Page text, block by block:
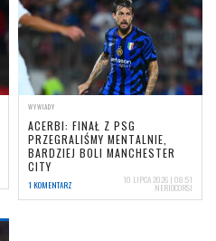
WYWIADY
ACERBI: FINAŁ Z PSG
PRZEGRALIŚMY MENTALNIE,
BARDZIEJ BOLI MANCHESTER
CITY
1 KOMENTARZ 10 LIPCA 2026 | 08:51
NERIOCORSI